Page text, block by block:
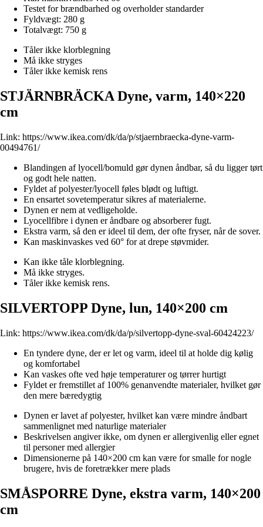
Testet for brændbarhed og overholder standarder
Fyldvægt: 280 g
Totalvægt: 750 g
Tåler ikke klorblegning
Må ikke stryges
Tåler ikke kemisk rens
STJÄRNBRÄCKA Dyne, varm, 140×220
cm
Link: https://www.ikea.com/dk/da/p/stjaernbraecka-dyne-varm-
00494761/
Blandingen af lyocell/bomuld gør dynen åndbar, så du ligger tørt
og godt hele natten.
Fyldet af polyester/lyocell føles blødt og luftigt.
En ensartet sovetemperatur sikres af materialerne.
Dynen er nem at vedligeholde.
Lyocellfibre i dynen er åndbare og absorberer fugt.
Ekstra varm, så den er ideel til dem, der ofte fryser, når de sover.
Kan maskinvaskes ved 60° for at drepe støvmider.
Kan ikke tåle klorblegning.
Må ikke stryges.
Tåler ikke kemisk rens.
SILVERTOPP Dyne, lun, 140×200 cm
Link: https://www.ikea.com/dk/da/p/silvertopp-dyne-sval-60424223/
En tyndere dyne, der er let og varm, ideel til at holde dig kølig
og komfortabel
Kan vaskes ofte ved høje temperaturer og tørrer hurtigt
Fyldet er fremstillet af 100% genanvendte materialer, hvilket gør
den mere bæredygtig
Dynen er lavet af polyester, hvilket kan være mindre åndbart
sammenlignet med naturlige materialer
Beskrivelsen angiver ikke, om dynen er allergivenlig eller egnet
til personer med allergier
Dimensionerne på 140×200 cm kan være for smalle for nogle
brugere, hvis de foretrækker mere plads
SMÅSPORRE Dyne, ekstra varm, 140×200
cm